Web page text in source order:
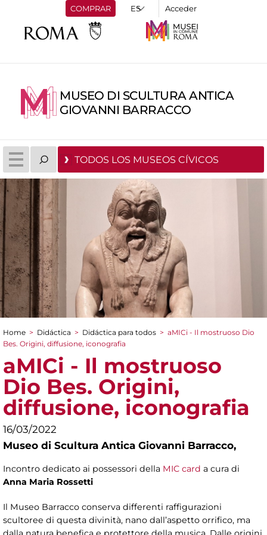
COMPRAR Acceder
MUSEO DI SCULTURA ANTICA
GIOVANNI BARRACCO
TODOS LOS MUSEOS CÍVICOS
You are here
Home > Didáctica > Didáctica para todos > aMICi - Il mostruoso Dio
Bes. Origini, diffusione, iconografia
aMICi - Il mostruoso
Dio Bes. Origini,
diffusione, iconografia
16/03/2022
Museo di Scultura Antica Giovanni Barracco,
Incontro dedicato ai possessori della MIC card a cura di
Anna Maria Rossetti
Il Museo Barracco conserva differenti raffigurazioni
scultoree di questa divinità, nano dall’aspetto orrifico, ma